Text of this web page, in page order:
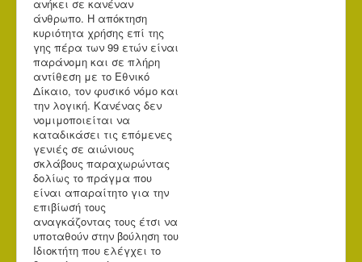
ανήκει σε κανέναν
άνθρωπο. Η απόκτηση
κυριότητα χρήσης επί της
γης πέρα των 99 ετών είναι
παράνομη και σε πλήρη
αντίθεση με το Εθνικό
Δίκαιο, τον φυσικό νόμο και
την λογική. Κανένας δεν
νομιμοποιείται να
καταδικάσει τις επόμενες
γενιές σε αιώνιους
σκλάβους παραχωρώντας
δολίως το πράγμα που
είναι απαραίτητο για την
επιβίωσή τους
αναγκάζοντας τους έτσι να
υποταθούν στην βούληση του
Ιδιοκτήτη που ελέγχει το